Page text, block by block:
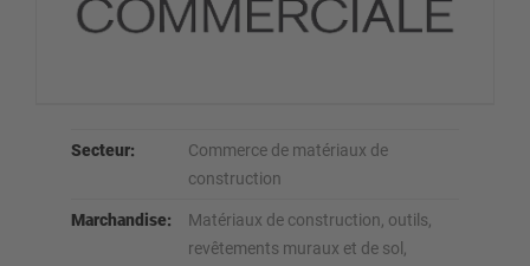
Secteur:
Commerce de matériaux de
construction
Marchandise:
Matériaux de construction, outils,
revêtements muraux et de sol,